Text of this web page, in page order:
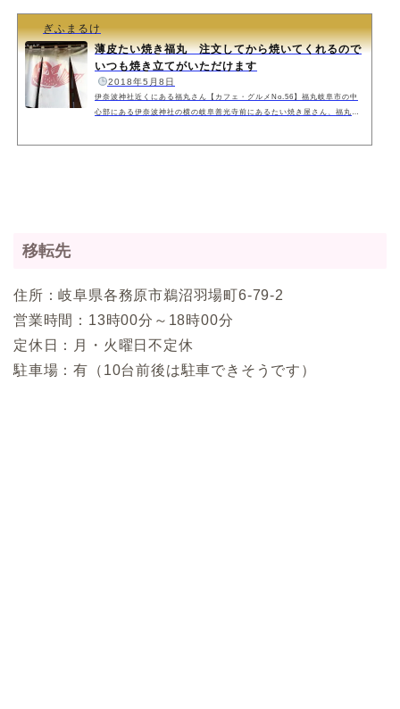
ぎふまるけ
薄皮たい焼き福丸 注文してから焼いてくれるので
いつも焼き立てがいただけます
2018年5月8日
伊奈波神社近くにある福丸さん【カフェ・グルメNo.56】福丸岐阜市の中
心部にある伊奈波神社の横の岐阜善光寺前にあるたい焼き屋さん、福丸に
移転先
住所：岐阜県各務原市鵜沼羽場町6-79-2
営業時間：13時00分～18時00分
定休日：月・火曜日不定休
駐車場：有（10台前後は駐車できそうです）